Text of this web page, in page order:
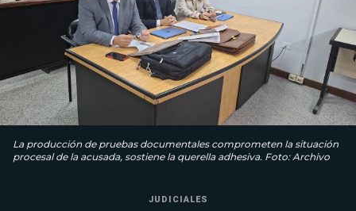
La producción de pruebas documentales comprometen la situación
procesal de la acusada, sostiene la querella adhesiva. Foto: Archivo
JUDICIALES